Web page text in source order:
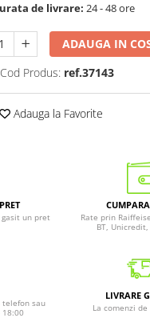
de livrare: 24 - 48 ore
ADAUGA IN
Cod Produs: ref.37143
Adauga la Favorite
gasit un pret
Rate prin
BT,
sau
18:00
LIVRARE
La comenzi